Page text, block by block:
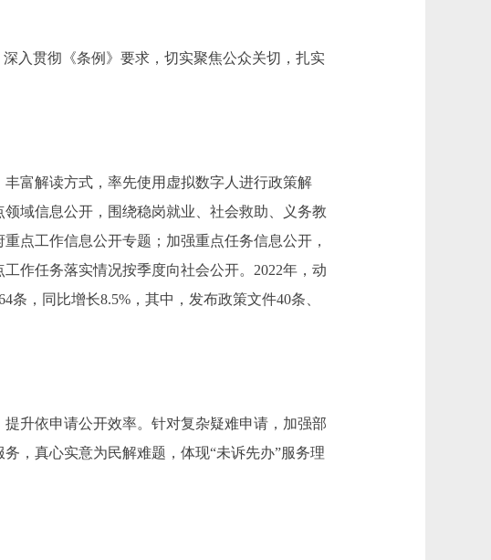
入贯彻《条例》要求，切实聚焦公众关切，扎实
富解读方式，率先使用虚拟数字人进行政策解
域信息公开，围绕稳岗就业、社会救助、义务教
点工作信息公开专题；加强重点任务信息公开，
作任务落实情况按季度向社会公开。2022年，动
，同比增长8.5%，其中，发布政策文件40条、
升依申请公开效率。针对复杂疑难申请，加强部
，真心实意为民解难题，体现“未诉先办”服务理